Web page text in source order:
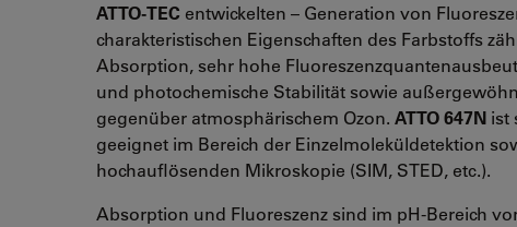
ATTO-TEC entwickelten – Generation von
charakteristischen Eigenschaften des Farbstoffs
Absorption, sehr hohe
und photochemische Stabilität sowie
gegenüber atmosphärischem Ozon. ATTO 647N ist
geeignet im Bereich der Einzelmoleküldetektion
hochauflösenden Mikroskopie (SIM, STED, etc.).
Absorption und Fluoreszenz sind im pH-Bereich